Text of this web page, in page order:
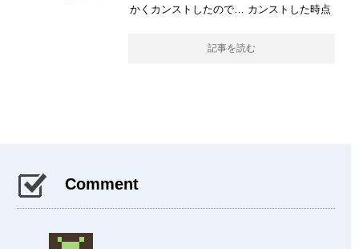
かくカンストしたので… カンストした時点
記事を読む
Comment